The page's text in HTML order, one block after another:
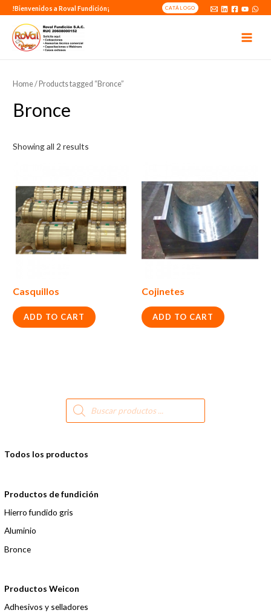
!Bienvenidos a Roval Fundición¡ CATÁLOGO
B
q
a
o
u
Todos los productos
Productos de fundición
Hierro fundido gris
Aluminio
Bronce
Productos Weicon
Adhesivos y selladores
Home/ Products tagged “Bronce”
Bronce
Showing all 2 results
Casquillos
ADD TO CART
Cojinetes
ADD TO CART